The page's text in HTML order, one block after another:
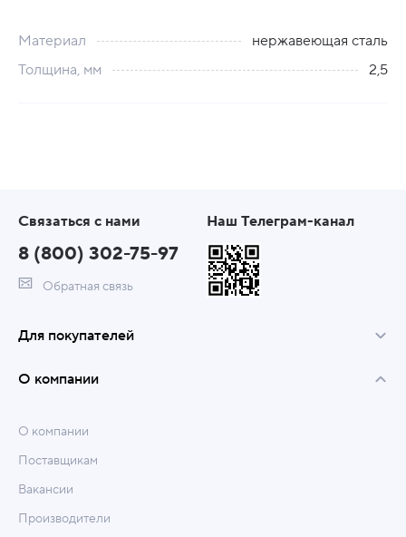
Материал
нержавеющая сталь
Толщина, мм
2,5
Связаться с нами
8 (800) 302-75-97
Обратная связь
Наш Телеграм-канал
Для покупателей
О компании
О компании
Поставщикам
Вакансии
Производители